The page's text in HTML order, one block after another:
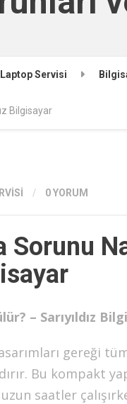
Servisi
Bilgisayar
/ 0 YORUM
Sorunu
– Sarıyıldız
gereği
Bu kompakt
saatler